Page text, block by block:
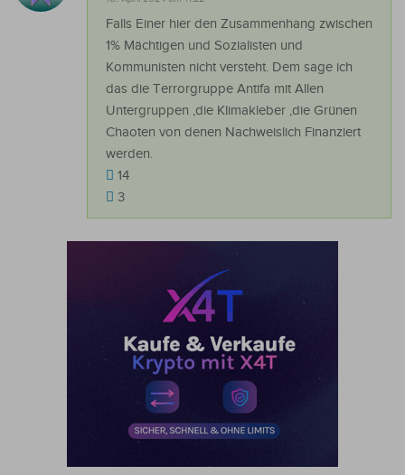
Falls Einer hier den Zusammenhang zwischen
1% Mächtigen und Sozialisten und
Kommunisten nicht versteht. Dem sage ich
das die Terrorgruppe Antifa mit Allen
Untergruppen ,die Klimakleber ,die Grünen
Chaoten von denen Nachweislich Finanziert
werden.
14
3